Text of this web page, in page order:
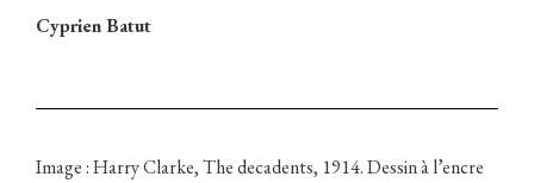
Cyprien Batut
Image : Harry Clarke, The decadents, 1914. Dessin à l’encre